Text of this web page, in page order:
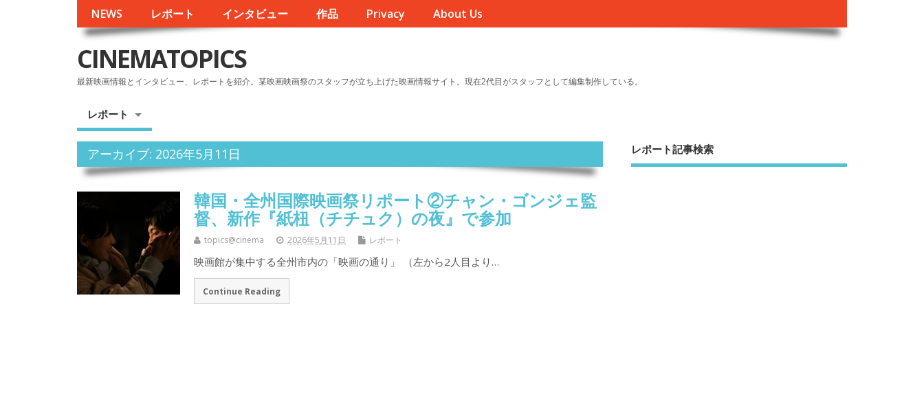
NEWS レポート インタビュー 作品 Privacy About Us
CINEMATOPICS
最新映画情報とインタビュー、レポートを紹介。某映画映画祭のスタッフが立ち上げた映画情報サイト。現在2代目がスタッフとして編集制作している。
レポート
アーカイブ: 2026年5月11日
韓国・全州国際映画祭リポート②チャン・ゴンジェ監
督、新作『紙杻（チチュク）の夜』で参加
topics@cinema 2026年5月11日 レポート
映画館が集中する全州市内の「映画の通り」 （左から2人目より…
Continue Reading
レポート記事検索